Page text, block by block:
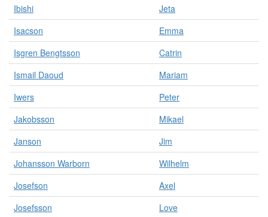
Ibishi
Jeta
Isacson
Emma
Isgren Bengtsson
Catrin
Ismail Daoud
Mariam
Iwers
Peter
Jakobsson
Mikael
Janson
Jim
Johansson Warborn
Wilhelm
Josefson
Axel
Josefsson
Love